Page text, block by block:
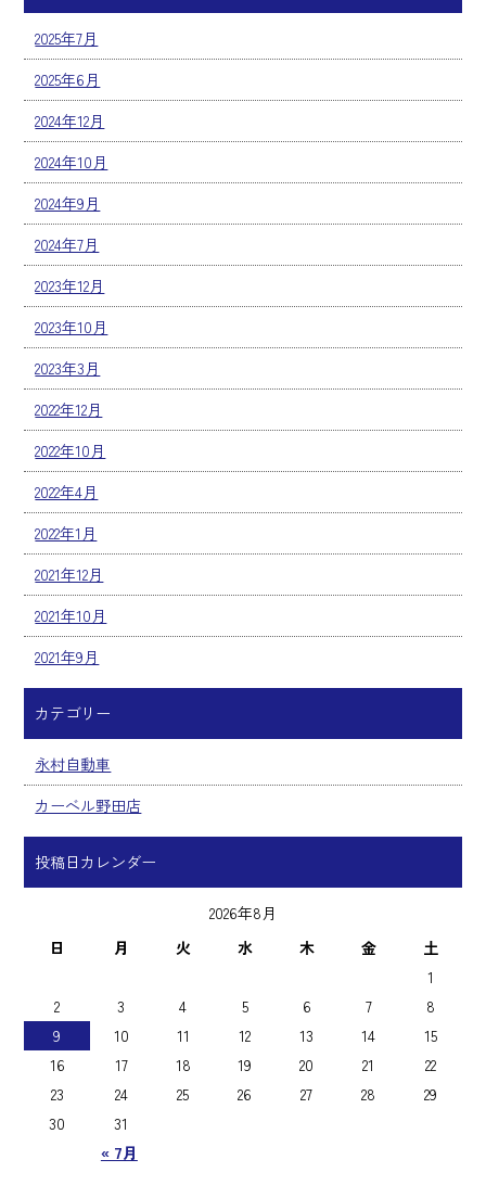
2025年7月
2025年6月
2024年12月
2024年10月
2024年9月
2024年7月
2023年12月
2023年10月
2023年3月
2022年12月
2022年10月
2022年4月
2022年1月
2021年12月
2021年10月
2021年9月
カテゴリー
永村自動車
カーベル野田店
投稿日カレンダー
2026年8月
日
月 火 水 木 金 土
« 7月
1
2
3 4 5 6 7
8
9
10 11 12 13 14
15
16
17 18 19 20 21
22
23
24 25 26 27 28
29
30
31